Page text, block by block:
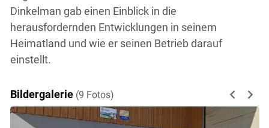
Dinkelman gab einen Einblick in die
herausfordernden Entwicklungen in seinem
Heimatland und wie er seinen Betrieb darauf
einstellt.
Bildergalerie (9 Fotos) Previous
Next